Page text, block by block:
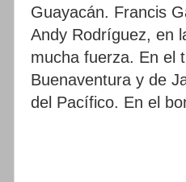
Guayacán. Francis
Andy Rodríguez, en
mucha fuerza. En el
Buenaventura y de
del Pacífico. En el